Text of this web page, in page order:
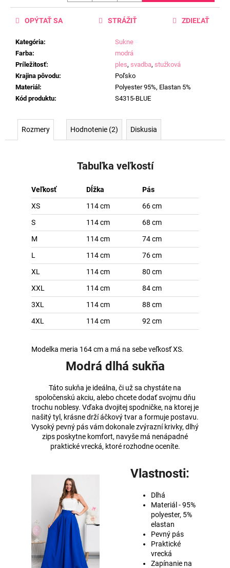
Kategória:
Sukne
Farba:
modrá
Príležitosť: ples, svadba, stužková
Krajina pôvodu:
Poľsko
Materiál :
Polyester 95%, Elastan 5%
Kód produktu: S4315-BLUE
OPÝTAŤ SA STRÁŽIŤ ZDIEĽAŤ
Rozmery Hodnotenie (2) Diskusia
Tabuľka veľkostí
Veľkosť Dĺžka
Pás
XS
114 cm
66 cm
S
114 cm
68 cm
M
114 cm
74 cm
L
114 cm
76 cm
XL
114 cm
80 cm
XXL
114 cm
84 cm
3XL
114 cm
88 cm
4XL
114 cm 92 cm
Modelka meria 164 cm a má na sebe veľkosť XS.
Modrá dlhá sukňa
Táto sukňa je ideálna, či už sa chystáte na
spoločenskú akciu, alebo chcete dodať svojmu dňu
trochu noblesy. Vďaka dvojitej spodničke, na ktorej je
našitý tyl, krásne drží áčkový tvar a formuje postavu.
Vysoký pevný pás vám dokonale zvýrazní krivky, dlhý
zips poskytne komfort, navyše má nenápadné
praktické vrecká, ktoré rozhodne oceníte.
Vlastnosti:
Dlhá
Materiál - 95%
polyester, 5%
elastan
Pevný pás
Praktické
vrecká
Zapínanie na